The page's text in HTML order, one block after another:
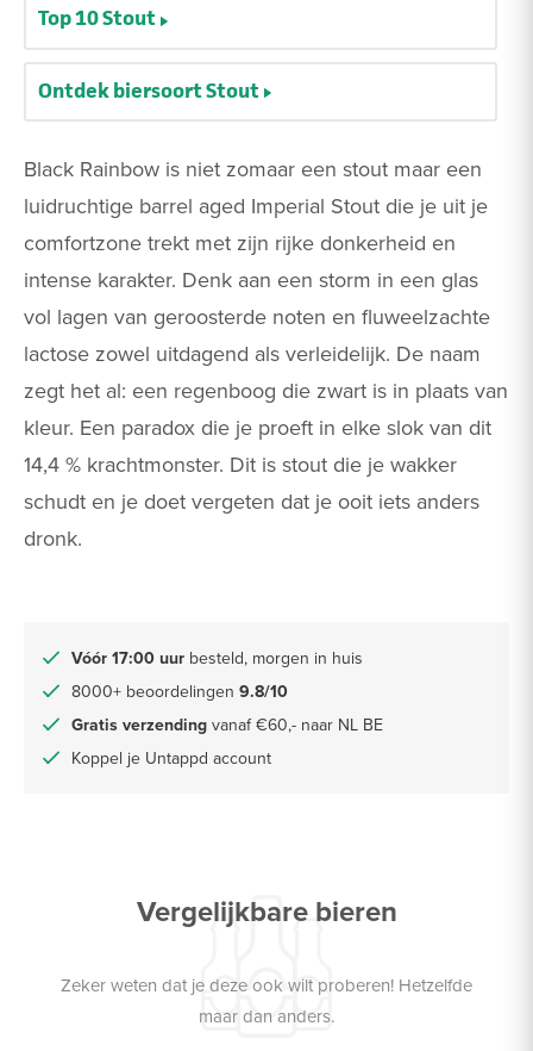
Black Rainbow is niet zomaar een stout maar een
luidruchtige barrel aged Imperial Stout die je uit je
comfortzone trekt met zijn rijke donkerheid en
intense karakter. Denk aan een storm in een glas
vol lagen van geroosterde noten en fluweelzachte
lactose zowel uitdagend als verleidelijk. De naam
zegt het al: een regenboog die zwart is in plaats van
kleur. Een paradox die je proeft in elke slok van dit
14,4 % krachtmonster. Dit is stout die je wakker
schudt en je doet vergeten dat je ooit iets anders
dronk.
Vóór 17:00 uur besteld, morgen in huis
8000+ beoordelingen 9.8/10
Gratis verzending vanaf €60,- naar NL BE
Koppel je Untappd account
Top 10 Stout
Ontdek biersoort Stout
Vergelijkbare bieren
Zeker weten dat je deze ook wilt proberen! Hetzelfde
maar dan anders.